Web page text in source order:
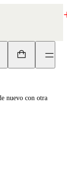
nuevo con otra